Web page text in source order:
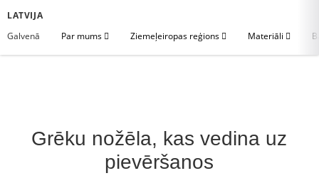
LATVIJA
Galvenā
Par mums Ziemeļeiropas reģions Materiāli
Grēku nožēla, kas vedina uz
pievēršanos